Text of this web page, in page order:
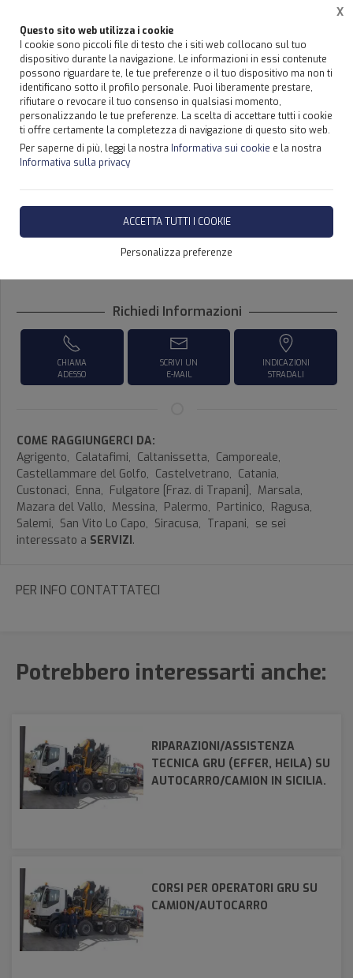
Questo sito web utilizza i cookie
I cookie sono piccoli file di testo che i siti web collocano sul tuo
dispositivo durante la navigazione. Le informazioni in essi contenute
possono riguardare te, le tue preferenze o il tuo dispositivo ma non ti
identificano sotto il profilo personale. Puoi liberamente prestare,
rifiutare o revocare il tuo consenso in qualsiasi momento,
personalizzando le tue preferenze. La scelta di accettare tutti i cookie
ti offre certamente la completezza di navigazione di questo sito web.
Per saperne di più, leggi la nostra Informativa sui cookie e la nostra
Informativa sulla privacy
ACCETTA TUTTI I COOKIE
Personalizza preferenze
X
Home Servizi SERVIZI
CONCESSIONARIO PER SICILIA
GRU OLEODINAMICHE EFFER
Richiedi Informazioni
CHIAMA
ADESSO
SCRIVI UN
E-MAIL
INDICAZIONI
STRADALI
COME RAGGIUNGERCI DA:
Agrigento, Calatafimi, Caltanissetta, Camporeale,
Castellammare del Golfo, Castelvetrano, Catania,
Custonaci, Enna, Fulgatore [Fraz. di Trapani], Marsala,
Mazara del Vallo, Messina, Palermo, Partinico, Ragusa,
Salemi, San Vito Lo Capo, Siracusa, Trapani, se sei
interessato a SERVIZI.
PER INFO CONTATTATECI
Potrebbero interessarti anche:
RIPARAZIONI/ASSISTENZA
TECNICA GRU (EFFER, HEILA) SU
AUTOCARRO/CAMION IN SICILIA.
CORSI PER OPERATORI GRU SU
CAMION/AUTOCARRO